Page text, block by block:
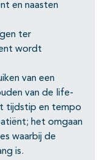
en naasten
ter
wordt
van een
van de life-
tijdstip en tempo
het omgaan
waarbij de
is.